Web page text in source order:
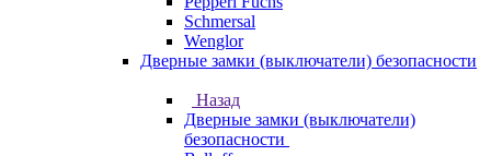
Schmersal
Wenglor
Дверные замки (выключатели) безопасности
Назад
Дверные замки (выключатели)
безопасности